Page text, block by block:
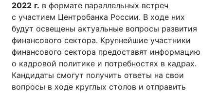
2022 г. в формате параллельных встреч
с участием Центробанка России. В ходе них
будут освещены актуальные вопросы развития
финансового сектора. Крупнейшие участники
финансового сектора предоставят информацию
о кадровой политике и потребностях в кадрах.
Кандидаты смогут получить ответы на свои
вопросы в ходе круглых столов и отправить